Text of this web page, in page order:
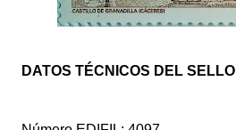
DATOS TÉCNICOS DEL SELLO